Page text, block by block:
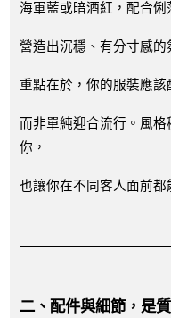
海軍藍或暗酒紅，配合俐
營造出沉穩、有分寸感的
重點在於，你的服裝應該
而非單純迎合流行。風
你，
也讓你在不同客人面前都
二、配件與細節，是